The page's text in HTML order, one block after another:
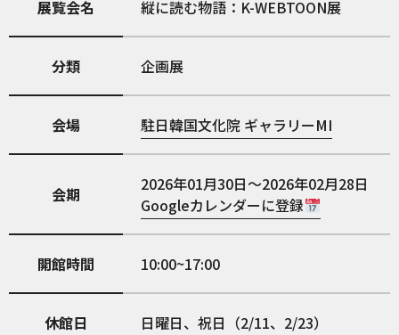
展覧会名 縦に読む物語：K-WEBTOON展
分類 企画展
会場 駐日韓国文化院 ギャラリーMI
会期
2026年01月30日～2026年02月28日
Googleカレンダーに登録
開館時間 10:00~17:00
休館日 日曜日、祝日（2/11、2/23）